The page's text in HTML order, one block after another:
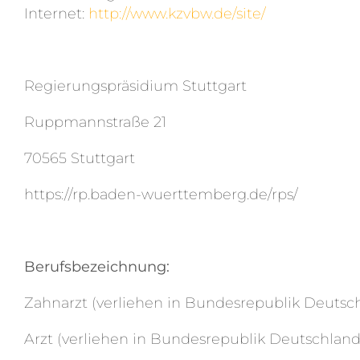
Internet: http://www.kzvbw.de/site/
Regierungspräsidium Stuttgart
Ruppmannstraße 21
70565 Stuttgart
https://rp.baden-wuerttemberg.de/rps/
Berufsbezeichnung:
Zahnarzt (verliehen in Bundesrepublik
Arzt (verliehen in Bundesrepublik